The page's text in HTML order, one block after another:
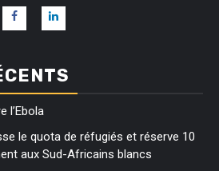
l’Ebola
le quota de réfugiés et réserve 10
aux Sud-Africains blancs